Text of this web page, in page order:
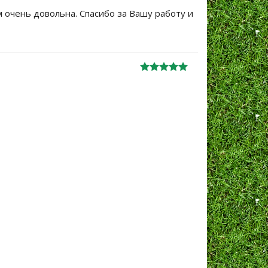
очень довольна. Спасибо за Вашу работу и
Большое
уже не
Жанна
06.10.2024